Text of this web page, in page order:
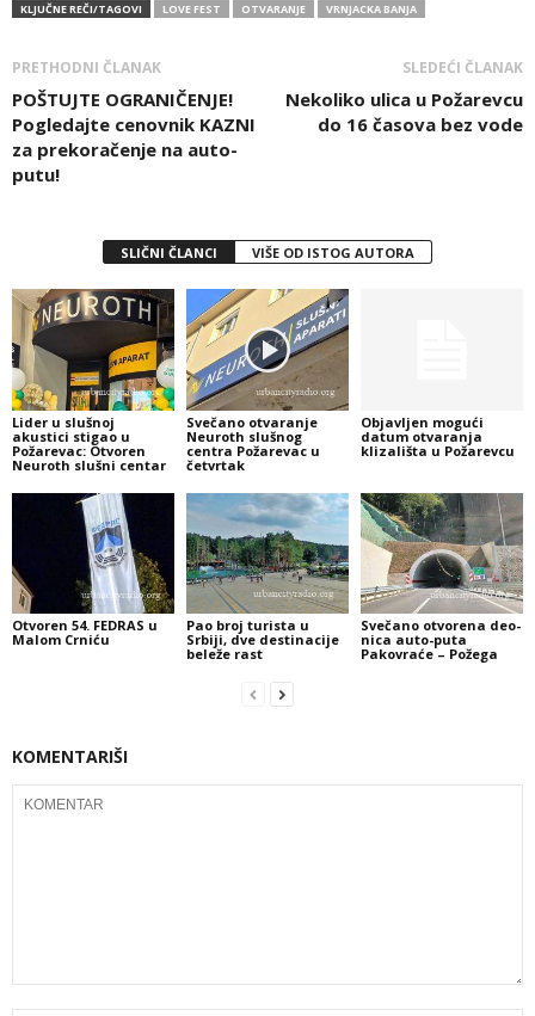
KLJUČNE REČI/TAGOVI LOVE FEST OTVARANJE VRNJACKA BANJA
PRETHODNI ČLANAK
POŠTUJTE OGRANIČENJE!
Pogledajte cenovnik KAZNI
za prekoračenje na auto-
putu!
SLEDEĆI ČLANAK
Nekoliko ulica u Požarevcu
do 16 časova bez vode
SLIČNI ČLANCI VIŠE OD ISTOG AUTORA
Lider u slušnoj
akustici stigao u
Požarevac: Otvoren
Neuroth slušni centar
Svečano otvaranje
Neuroth slušnog
centra Požarevac u
četvrtak
Objavljen mogući
datum otvaranja
klizališta u Požarevcu
Otvoren 54. FEDRAS u
Malom Crniću
Pao broj turista u
Srbiji, dve destinacije
beleže rast
Sve­ča­no otvo­re­na de­o­
ni­ca auto-pu­ta
Pakovraće – Požega
KOMENTARIŠI